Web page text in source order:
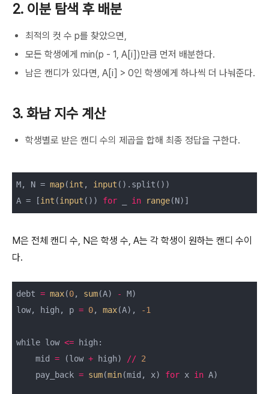
2. 이분 탐색 후 배분
최적의 컷 수 p를 찾았으면,
모든 학생에게 min(p - 1, A[i])만큼 먼저 배분한다.
남은 캔디가 있다면, A[i] > 0인 학생에게 하나씩 더 나눠준다.
3. 화남 지수 계산
학생별로 받은 캔디 수의 제곱을 합해 최종 정답을 구한다.
M, N = map(int , input ().split())
A = [int (input ()) for in range
M은 전체 캔디 수, N은 학생 수, A는 각 학생이 원하는 캔디 수이
다.
debt = max(0, sum(A) -
M)
low, high, p = 0, max(A), -1
while low <= high:
    mid
= (low + high) // 2
    pay_back
= sum(min(mid, x) for x in A)